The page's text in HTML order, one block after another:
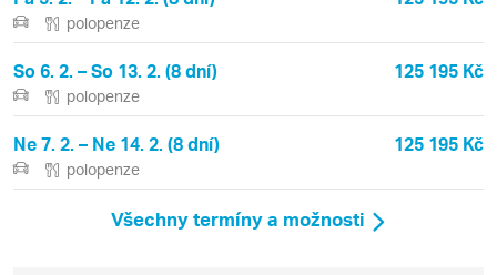
polopenze
So 6. 2. – So 13. 2. (8 dní) 125 195 Kč
polopenze
Ne 7. 2. – Ne 14. 2. (8 dní) 125 195 Kč
polopenze
Všechny termíny a možnosti